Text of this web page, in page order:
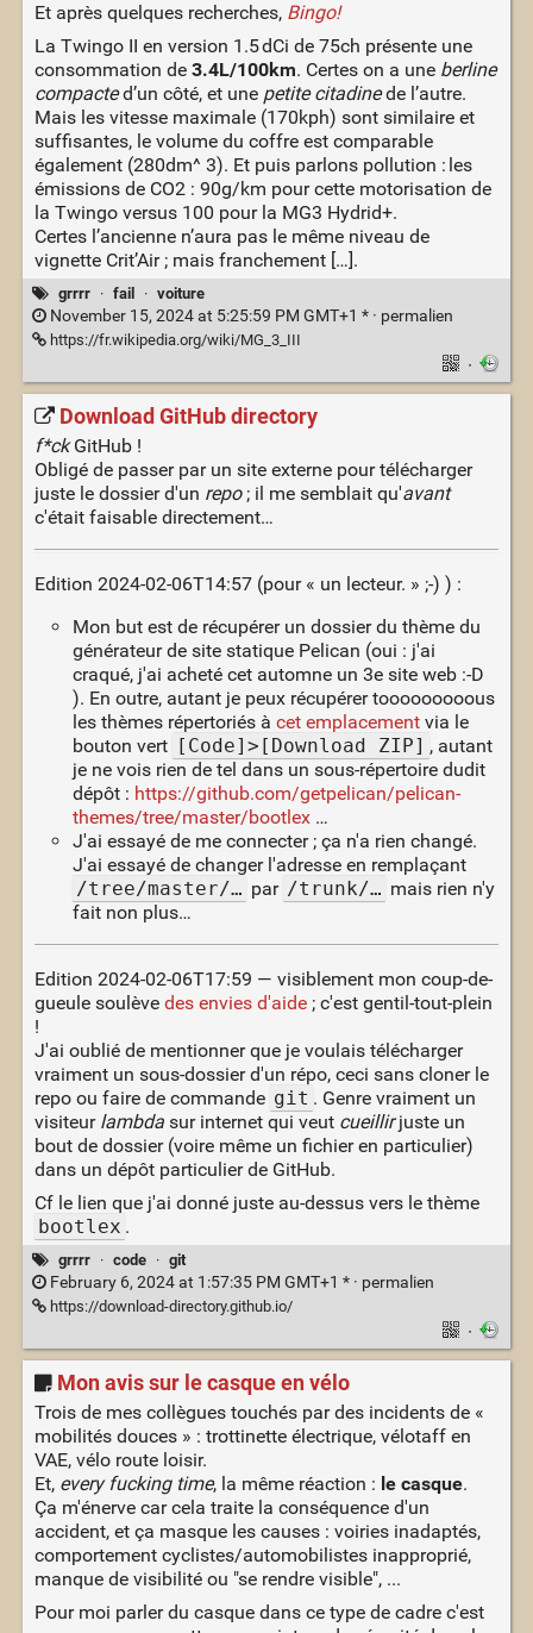
Et après quelques recherches, Bingo!
La Twingo II en version 1.5 dCi de 75ch présente une
consommation de 3.4L/100km. Certes on a une berline
compacted’un côté, et une petite citadinede l’autre.
Mais les vitesse maximale (170kph) sont similaire et
suffisantes, le volume du coffre est comparable
également (280dm^ 3). Et puis parlons pollution : les
émissions de CO2 : 90g/km pour cette motorisation de
la Twingo versus 100 pour la MG3 Hydrid+.
Certes l’ancienne n’aura pas le même niveau de
vignette Crit’Air ; mais franchement […].
grrrr · fail · voiture
November 15, 2024 at 5:25:59 PM GMT+1 * · permalien
https://fr.wikipedia.org/wiki/MG_3_III
·
Download GitHub directory
f*ckGitHub !
Obligé de passer par un site externe pour télécharger
juste le dossier d'un repo; il me semblait qu'avant
c'était faisable directement…
Edition 2024-02-06T14:57 (pour « un lecteur. » ;-) ) :
Mon but est de récupérer un dossier du thème du
générateur de site statique Pelican (oui : j'ai
craqué, j'ai acheté cet automne un 3e site web :-D
). En outre, autant je peux récupérer tooooooooous
les thèmes répertoriés à cet emplacementvia le
bouton vert
[Code]>[Download ZIP] , autant
je ne vois rien de tel dans un sous-répertoire dudit
dépôt : https://github.com/getpelican/pelican-
themes/tree/master/bootlex…
J'ai essayé de me connecter ; ça n'a rien changé.
J'ai essayé de changer l'adresse en remplaçant
/tree/master/… par /trunk/… mais rien n'y
fait non plus…
Edition 2024-02-06T17:59 — visiblement mon coup-de-
gueule soulève des envies d'aide; c'est gentil-tout-plein
!
J'ai oublié de mentionner que je voulais télécharger
vraiment un sous-dossier d'un répo, ceci sans cloner le
repo ou faire de commande git . Genre vraiment un
visiteur lambdasur internet qui veut cueillirjuste un
bout de dossier (voire même un fichier en particulier)
dans un dépôt particulier de GitHub.
Cf le lien que j'ai donné juste au-dessus vers le thème
bootlex .
grrrr · code · git
February 6, 2024 at 1:57:35 PM GMT+1 * · permalien
https://download-directory.github.io/
·
Mon avis sur le casque en vélo
Trois de mes collègues touchés par des incidents de «
mobilités douces » : trottinette électrique, vélotaff en
VAE, vélo route loisir.
Et, every fucking time, la même réaction : le casque.
Ça m'énerve car cela traite la conséquence d'un
accident, et ça masque les causes : voiries inadaptés,
comportement cyclistes/automobilistes inapproprié,
manque de visibilité ou "se rendre visible", ...
Pour moi parler du casque dans ce type de cadre c'est